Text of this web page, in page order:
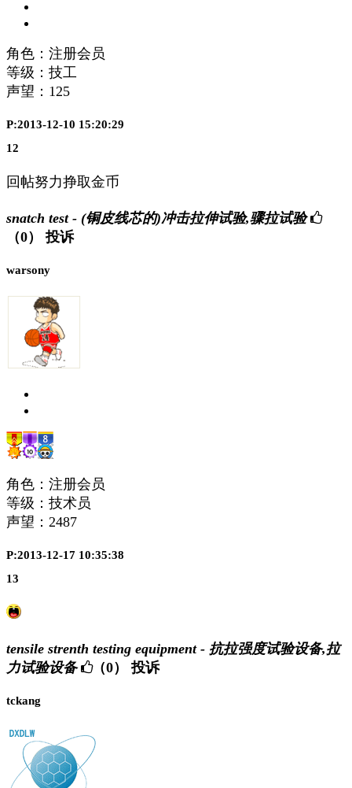
角色：注册会员
等级：技工
声望： 125
P:2013-12-10 15:20:29
12
回帖努力挣取金币
snatch test - (铜皮线芯的)冲击拉伸试验,骤拉试验
（0）
投诉
warsony
角色：注册会员
等级：技术员
声望： 2487
P:2013-12-17 10:35:38
13
tensile strenth testing equipment - 抗拉强度试验设备,拉
力试验设备
（0） 投诉
tckang